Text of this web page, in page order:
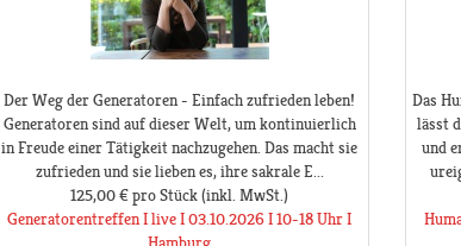
Der Weg der Generatoren - Einfach zufrieden leben!
Generatoren sind auf dieser Welt, um kontinuierlich
in Freude einer Tätigkeit nachzugehen. Das macht sie
zufrieden und sie lieben es, ihre sakrale E...
125,00 €pro Stück(inkl. MwSt.)
Generatorentreffen I live I 03.10.2026 I 10-18 Uhr I
Das
lässt
und